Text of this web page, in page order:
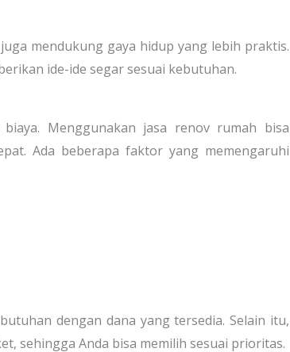
mendukung gaya hidup yang lebih praktis.
ide-ide segar sesuai kebutuhan.
Menggunakan jasa renov rumah bisa
Ada beberapa faktor yang memengaruhi
dengan dana yang tersedia. Selain itu,
sehingga Anda bisa memilih sesuai prioritas.